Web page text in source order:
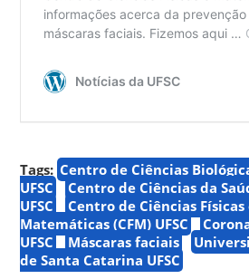
Tags: Centro de Ciências
UFSC
Centro de Ciências da
UFSC
Centro de Ciências Físicas
Matemáticas (CFM) UFSC
UFSC
Máscaras faciais
de Santa Catarina UFSC